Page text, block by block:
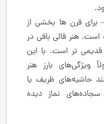
برای قرن ها بخشی از
است. هنر قالی بافی در
قدیمی تر است. با این
ویژگی‌های بارز هنر
حاشیه‌های ظریف یا
نماز دیده